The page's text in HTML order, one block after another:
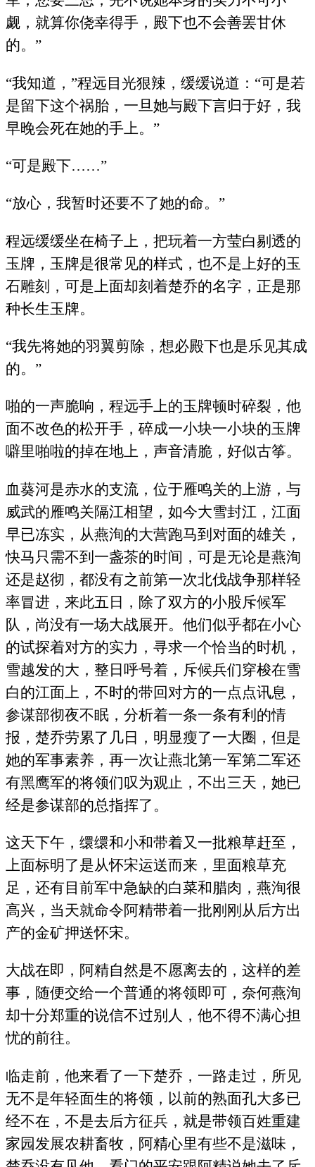
觑，就算你侥幸得手，殿下也不会善罢甘休
的。”
“我知道，”程远目光狠辣，缓缓说道：“可是若
是留下这个祸胎，一旦她与殿下言归于好，我
早晚会死在她的手上。”
“可是殿下……”
“放心，我暂时还要不了她的命。”
程远缓缓坐在椅子上，把玩着一方莹白剔透的
玉牌，玉牌是很常见的样式，也不是上好的玉
石雕刻，可是上面却刻着楚乔的名字，正是那
种长生玉牌。
“我先将她的羽翼剪除，想必殿下也是乐见其成
的。”
啪的一声脆响，程远手上的玉牌顿时碎裂，他
面不改色的松开手，碎成一小块一小块的玉牌
噼里啪啦的掉在地上，声音清脆，好似古筝。
血葵河是赤水的支流，位于雁鸣关的上游，与
威武的雁鸣关隔江相望，如今大雪封江，江面
早已冻实，从燕洵的大营跑马到对面的雄关，
快马只需不到一盏茶的时间，可是无论是燕洵
还是赵彻，都没有之前第一次北伐战争那样轻
率冒进，来此五日，除了双方的小股斥候军
队，尚没有一场大战展开。他们似乎都在小心
的试探着对方的实力，寻求一个恰当的时机，
雪越发的大，整日呼号着，斥候兵们穿梭在雪
白的江面上，不时的带回对方的一点点讯息，
参谋部彻夜不眠，分析着一条一条有利的情
报，楚乔劳累了几日，明显瘦了一大圈，但是
她的军事素养，再一次让燕北第一军第二军还
有黑鹰军的将领们叹为观止，不出三天，她已
经是参谋部的总指挥了。
这天下午，缳缳和小和带着又一批粮草赶至，
上面标明了是从怀宋运送而来，里面粮草充
足，还有目前军中急缺的白菜和腊肉，燕洵很
高兴，当天就命令阿精带着一批刚刚从后方出
产的金矿押送怀宋。
大战在即，阿精自然是不愿离去的，这样的差
事，随便交给一个普通的将领即可，奈何燕洵
却十分郑重的说信不过别人，他不得不满心担
忧的前往。
临走前，他来看了一下楚乔，一路走过，所见
无不是年轻面生的将领，以前的熟面孔大多已
经不在，不是去后方征兵，就是带领百姓重建
家园发展农耕畜牧，阿精心里有些不是滋味，